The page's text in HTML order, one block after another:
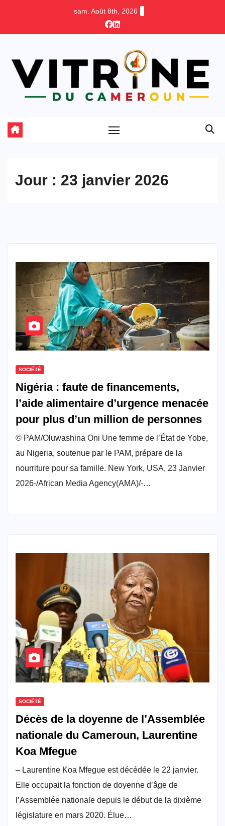
sam. Août 8th, 2026
Jour : 23 janvier 2026
SOCIÉTÉ
Nigéria : faute de financements,
l’aide alimentaire d’urgence menacée
pour plus d’un million de personnes
© PAM/Oluwashina Oni Une femme de l’État de Yobe,
au Nigeria, soutenue par le PAM, prépare de la
nourriture pour sa famille. New York, USA, 23 Janvier
2026-/African Media Agency(AMA)/-…
SOCIÉTÉ
Décès de la doyenne de l’Assemblée
nationale du Cameroun, Laurentine
Koa Mfegue
– Laurentine Koa Mfegue est décédée le 22 janvier.
Elle occupait la fonction de doyenne d’âge de
l’Assemblée nationale depuis le début de la dixième
législature en mars 2020. Élue…